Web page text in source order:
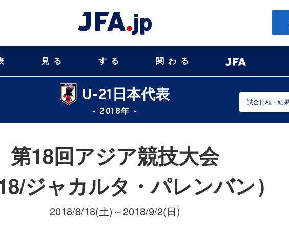
見る する 関わる
U-21日本代表
- 2018年 -
試合日程・結
第18回アジア競技大会
ジャカルタ・パレンバン）
2018/8/18(土)～2018/9/2(日)